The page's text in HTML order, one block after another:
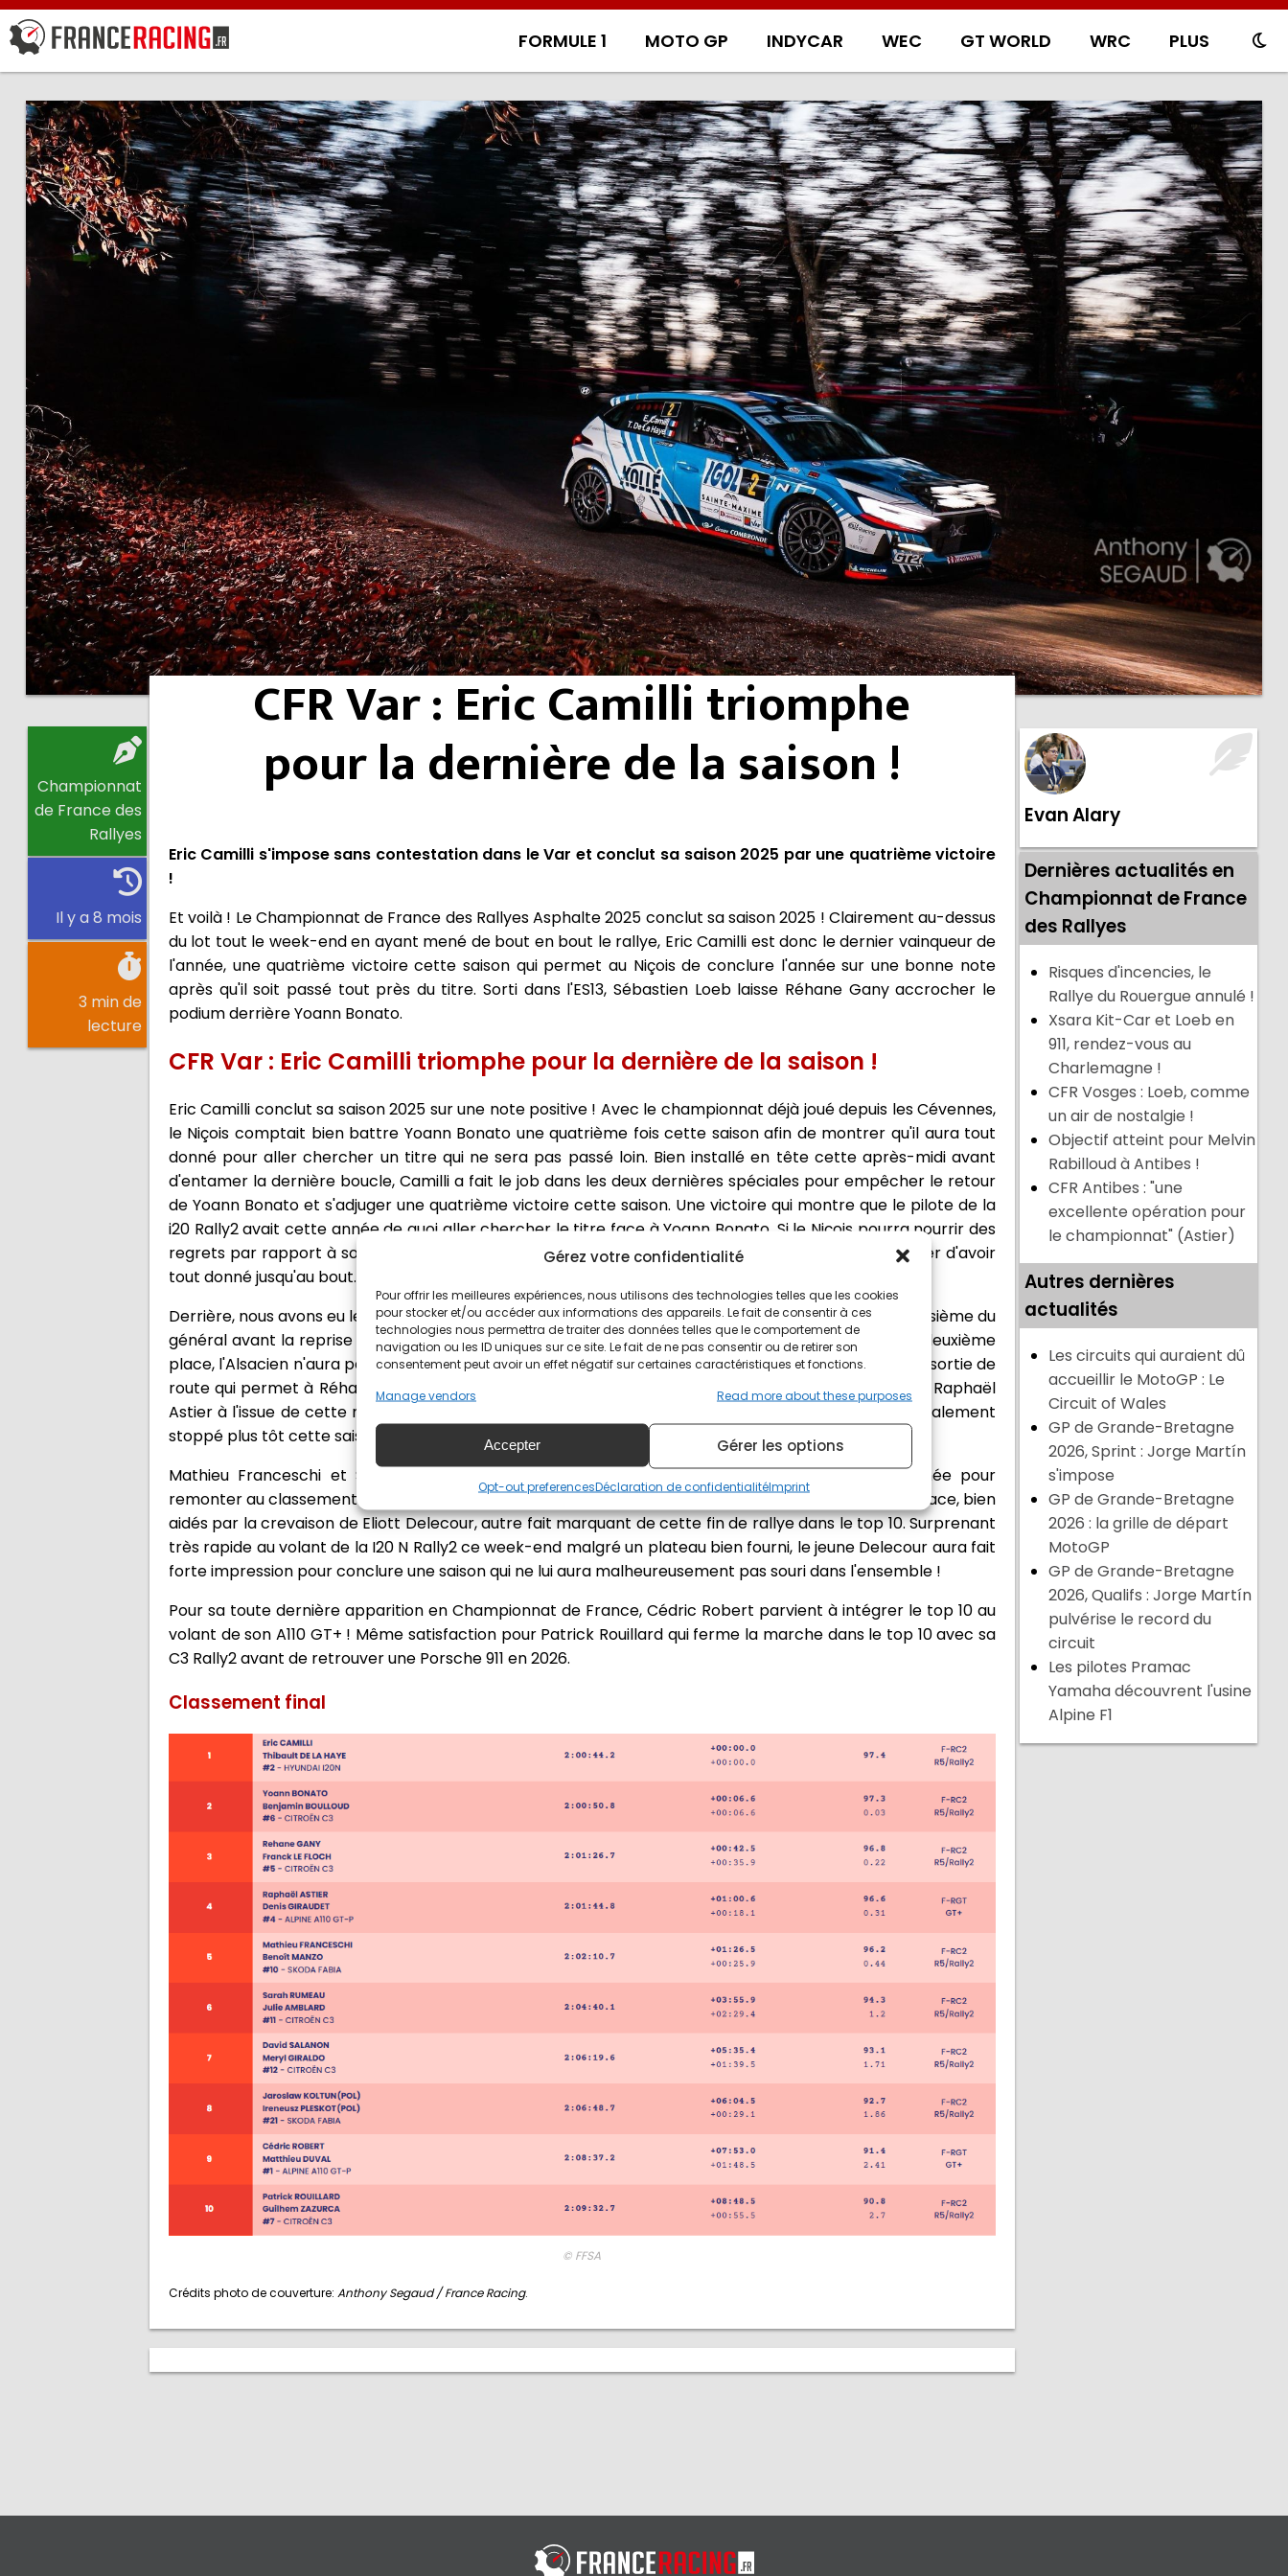
Gérez votre confidentialité
Pour offrir les meilleures expériences, nous utilisons des technologies telles que les cookies
pour stocker et/ou accéder aux informations des appareils. Le fait de consentir à ces
technologies nous permettra de traiter des données telles que le comportement de
navigation ou les ID uniques sur ce site. Le fait de ne pas consentir ou de retirer son
consentement peut avoir un effet négatif sur certaines caractéristiques et fonctions.
Manage vendors
Read more about these purposes
Accepter Gérer les options
Opt-out preferencesDéclaration de confidentialitéImprint
FORMULE 1 MOTO GP INDYCAR WEC GT WORLD WRC PLUS
Championnat
de France des
Rallyes
Il y a 8 mois
3 min de
lecture
CFR Var : Eric Camilli triomphe
pour la dernière de la saison !
Eric Camilli s'impose sans contestation dans le Var et conclut sa saison 2025 par une quatrième victoire
!
Et voilà ! Le Championnat de France des Rallyes Asphalte 2025 conclut sa saison 2025 ! Clairement au-dessus
du lot tout le week-end en ayant mené de bout en bout le rallye, Eric Camilli est donc le dernier vainqueur de
l'année, une quatrième victoire cette saison qui permet au Niçois de conclure l'année sur une bonne note
après qu'il soit passé tout près du titre. Sorti dans l'ES13, Sébastien Loeb laisse Réhane Gany accrocher le
podium derrière Yoann Bonato.
CFR Var : Eric Camilli triomphe pour la dernière de la saison !
Eric Camilli conclut sa saison 2025 sur une note positive ! Avec le championnat déjà joué depuis les Cévennes,
le Niçois comptait bien battre Yoann Bonato une quatrième fois cette saison afin de montrer qu'il aura tout
donné pour aller chercher un titre qui ne sera pas passé loin. Bien installé en tête cette après-midi avant
d'entamer la dernière boucle, Camilli a fait le job dans les deux dernières spéciales pour empêcher le retour
de Yoann Bonato et s'adjuger une quatrième victoire cette saison. Une victoire qui montre que le pilote de la
i20 Rally2 avait cette année de quoi aller chercher le titre face à Yoann Bonato. Si le Niçois pourra nourrir des
regrets par rapport à son abandon mécanique à Antibes, il ne pourra en revanche pas se reprocher d'avoir
tout donné jusqu'au bout.
Derrière, nous avons eu le droit à un dernier rebondissement avec l'abandon de Sébastien Loeb ! Troisième du
général avant la reprise cette après-midi et encore en lice pour aller déloger Yoann Bonato de la deuxième
place, l'Alsacien n'aura pas vu l'arrivée de l'ES13 après avoir coincé son A110 GT+ sur le bas-côté. Une sortie de
route qui permet à Réhane Gany de monter sur le podium puisque le Réunionnais est passé devant Raphaël
Astier à l'issue de cette même ES13. Une belle récompense pour celui qui a vu son programme brutalement
stoppé plus tôt cette saison.
Mathieu Franceschi et Sarah Rumeau ont également haussé le ton dans cette dernière journée pour
remonter au classement et terminent cette ultime manche de la saison à la cinquième et sixième place, bien
aidés par la crevaison de Eliott Delecour, autre fait marquant de cette fin de rallye dans le top 10. Surprenant
très rapide au volant de la I20 N Rally2 ce week-end malgré un plateau bien fourni, le jeune Delecour aura fait
forte impression pour conclure une saison qui ne lui aura malheureusement pas souri dans l'ensemble !
Pour sa toute dernière apparition en Championnat de France, Cédric Robert parvient à intégrer le top 10 au
volant de son A110 GT+ ! Même satisfaction pour Patrick Rouillard qui ferme la marche dans le top 10 avec sa
C3 Rally2 avant de retrouver une Porsche 911 en 2026.
Classement final
© FFSA
Crédits photo de couverture: Anthony Segaud / France Racing.
Evan Alary
Dernières actualités en
Championnat de France
des Rallyes
Risques d'incencies, le
Rallye du Rouergue annulé !
Xsara Kit-Car et Loeb en
911, rendez-vous au
Charlemagne !
CFR Vosges : Loeb, comme
un air de nostalgie !
Objectif atteint pour Melvin
Rabilloud à Antibes !
CFR Antibes : "une
excellente opération pour
le championnat" (Astier)
Autres dernières
actualités
Les circuits qui auraient dû
accueillir le MotoGP : Le
Circuit of Wales
GP de Grande-Bretagne
2026, Sprint : Jorge Martín
s'impose
GP de Grande-Bretagne
2026 : la grille de départ
MotoGP
GP de Grande-Bretagne
2026, Qualifs : Jorge Martín
pulvérise le record du
circuit
Les pilotes Pramac
Yamaha découvrent l'usine
Alpine F1